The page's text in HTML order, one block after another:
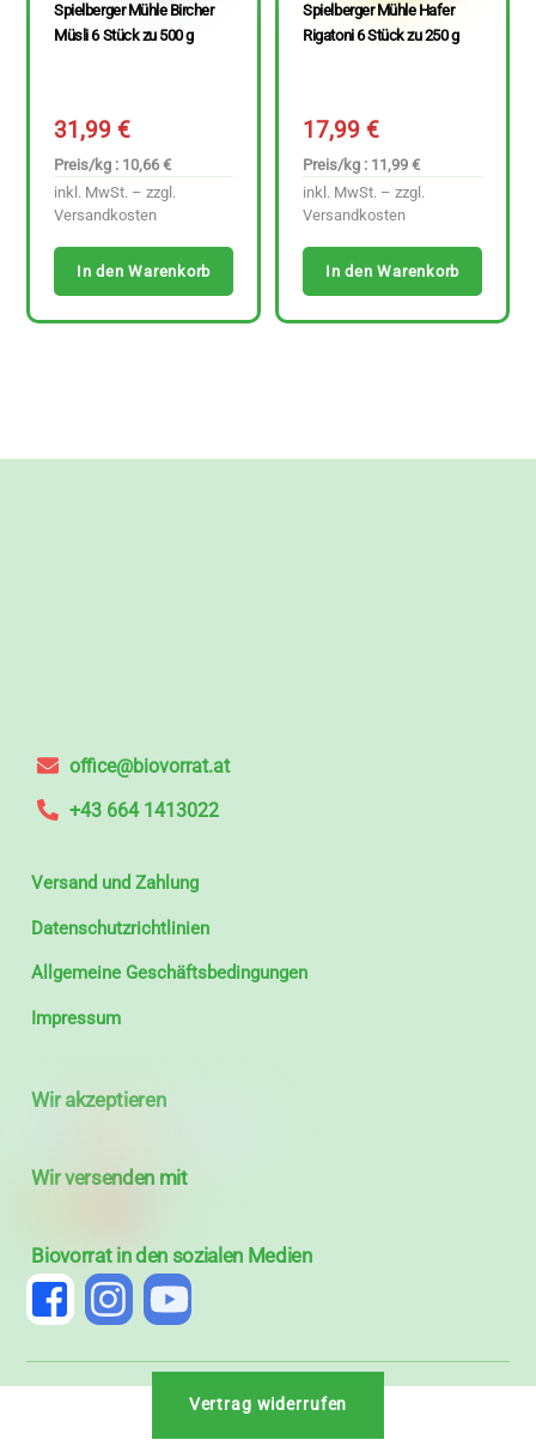
Spielberger Mühle Bircher
Müsli 6 Stück zu 500 g
31,99€
Preis/kg : 10,66 €
inkl. MwSt. – zzgl.
Versandkosten
In den Warenkorb
Spielberger Mühle Hafer
Rigatoni 6 Stück zu 250 g
17,99€
Preis/kg : 11,99 €
inkl. MwSt. – zzgl.
Versandkosten
In den Warenkorb
office@biovorrat.at
+43 664 1413022
Versand und Zahlung
Datenschutzrichtlinien
Allgemeine Geschäftsbedingungen
Impressum
Wir akzeptieren
Wir versenden mit
Biovorrat in den sozialen Medien
Vertrag widerrufen